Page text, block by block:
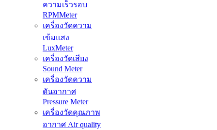
ความเร็วรอบ
RPMMeter
เครื่องวัดความ
เข้มแสง
LuxMeter
เครื่องวัดเสียง
Sound Meter
เครื่องวัดความ
ดันอากาศ
Pressure Meter
เครื่องวัดคุณภาพ
อากาศ Air quality